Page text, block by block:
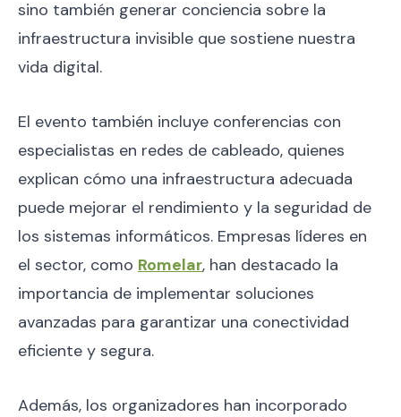
sino también generar conciencia sobre la
infraestructura invisible que sostiene nuestra
vida digital.
El evento también incluye conferencias con
especialistas en redes de cableado, quienes
explican cómo una infraestructura adecuada
puede mejorar el rendimiento y la seguridad de
los sistemas informáticos. Empresas líderes en
el sector, como Romelar, han destacado la
importancia de implementar soluciones
avanzadas para garantizar una conectividad
eficiente y segura.
Además, los organizadores han incorporado